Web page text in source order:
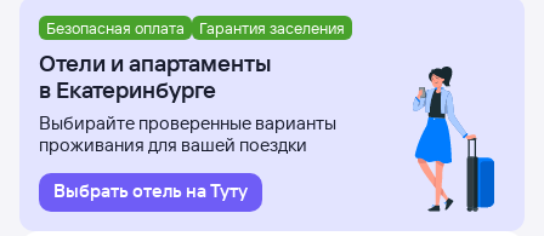
Безопасная оплата Гарантия заселения
Отели и апартаменты
в Екатеринбурге
Выбирайте проверенные варианты
проживания для вашей поездки
Выбрать отель на Туту